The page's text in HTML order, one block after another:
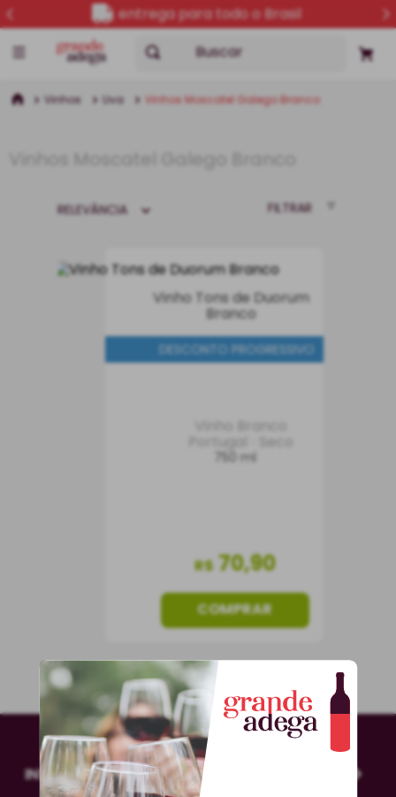
entrega para todo o Brasil
Buscar
Vinhos Uva Vinhos Moscatel Galego Branco
RELEVÂNCIA FILTRAR
Vinho Tons de Duorum
Branco
DESCONTO PROGRESSIVO
Portugal Seco
750 ml
R$ 70,90
COMPRAR
INSTITUCIONAL